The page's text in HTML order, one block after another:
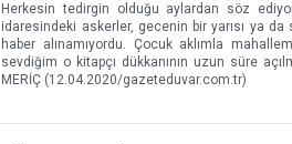
Herkesin tedirgin olduğu aylardan söz
idaresindeki askerler, gecenin bir yarısı ya da
haber alınamıyordu. Çocuk aklımla
sevdiğim o kitapçı dükkanının uzun süre
MERİÇ (12.04.2020/gazeteduvar.com.tr)